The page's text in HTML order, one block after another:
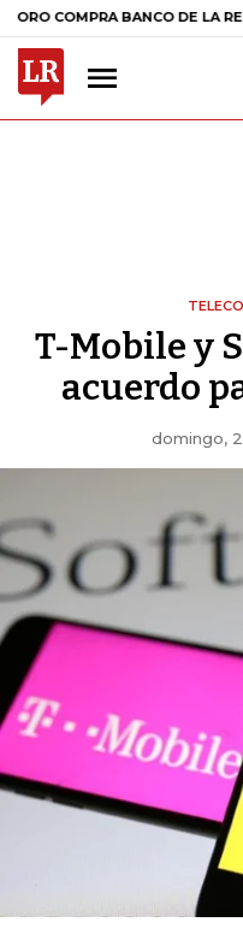
BANCO DE LA REPÚBLICA
T-Mobile y
acuerdo
domingo,